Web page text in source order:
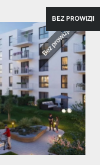
BEZ PROWIZJI